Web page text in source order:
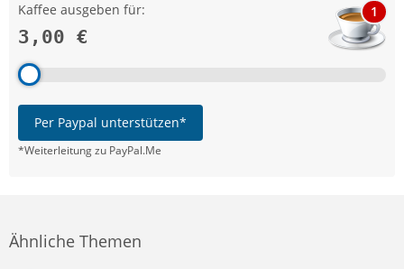
Kaffee ausgeben für:
3,00 €
1
Per Paypal unterstützen*
*Weiterleitung zu PayPal.Me
Ähnliche Themen